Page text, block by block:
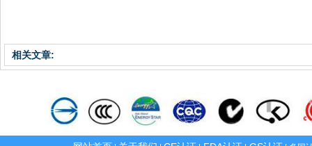
相关文章: